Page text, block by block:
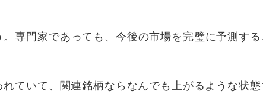
専門家であっても、今後の市場を完璧に予測す
ていて、関連銘柄ならなんでも上がるような状態